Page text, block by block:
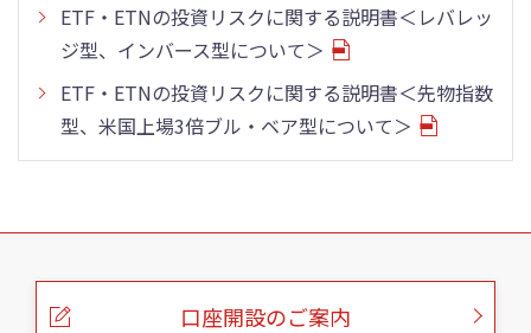
ETF・ETNの投資リスクに関する説明書＜レバレッ
ジ型、インバース型について＞
ETF・ETNの投資リスクに関する説明書＜先物指数
型、米国上場3倍ブル・ベア型について＞
こ
口座開設のご案内